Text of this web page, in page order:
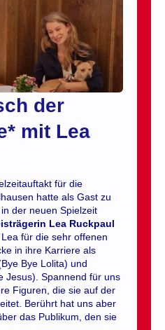
der
mit Lea
für die
hatte als Gast zu
der neuen Spielzeit
Lea Ruckpaul
für die sehr offenen
in ihre Karriere als
Bye Lolita) und
Jesus). Spannend für uns
Figuren, die sie auf der
Berührt hat uns aber
das Publikum, den sie